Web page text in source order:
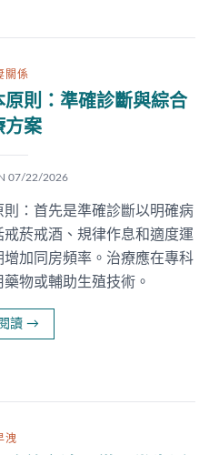
關係
則：準確診斷與綜合
方案
07/22/2026
：首先是準確診斷以明確病
菸戒酒、規律作息和適度運
加同房頻率。治療應在專科
物或輔助生殖技術。
讀 →
洩